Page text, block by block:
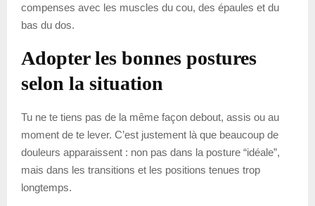
compenses avec les muscles du cou, des épaules et du
bas du dos.
Adopter les bonnes postures
selon la situation
Tu ne te tiens pas de la même façon debout, assis ou au
moment de te lever. C’est justement là que beaucoup de
douleurs apparaissent : non pas dans la posture “idéale”,
mais dans les transitions et les positions tenues trop
longtemps.